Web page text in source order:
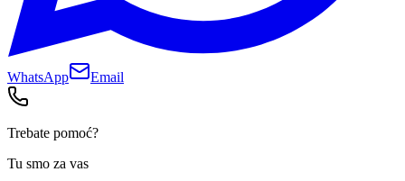
WhatsApp Email
Trebate pomoć?
Tu smo za vas